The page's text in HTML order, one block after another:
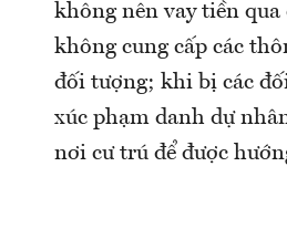
không nên vay tiền
không cung cấp các
đối tượng; khi bị các
xúc phạm danh dự
nơi cư trú để được